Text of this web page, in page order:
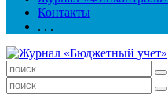
Контакты
. . .